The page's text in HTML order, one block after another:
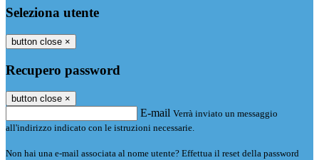
Seleziona utente
button close ×
Recupero password
button close ×
E-mail Verrà inviato un messaggio
all'indirizzo indicato con le istruzioni necessarie.
Non hai una e-mail associata al nome utente? Effettua il reset della password